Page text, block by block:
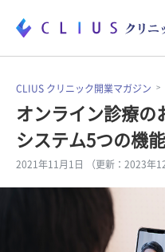
お役立ち資料
開業医のリアル
CLIUS クリニック開業マガジン
オンライン診療の
システム5つの機
2021年11月1日 （更新：2023年